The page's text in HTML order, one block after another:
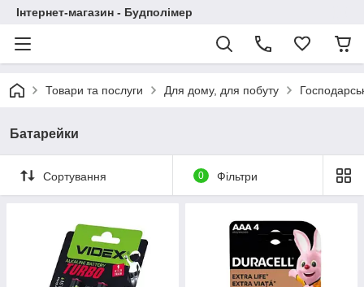
Інтернет-магазин - Будполімер
Товари та послуги Для дому, для побуту
Батарейки
Сортування 0 Фільтри